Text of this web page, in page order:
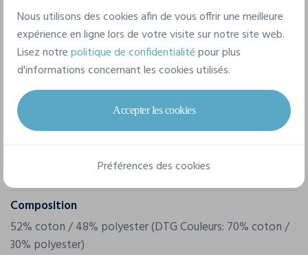
Caractéristiques
Marque
Bella-Canvas
Référence
3945
Composition
52% coton / 48% polyester (DTG Couleurs: 70% coton /
30% polyester)
Nous utilisons des cookies afin de vous offrir une meilleure
expérience en ligne lors de votre visite sur notre site web.
Lisez notrepolitique de confidentialitépour plus
d'informations concernant les cookies utilisés.
Accepter les cookies
Préférences des cookies